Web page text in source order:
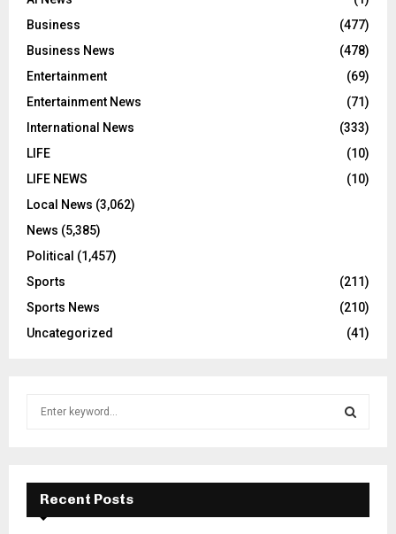
Business
(477)
Business News
(478)
Entertainment
(69)
Entertainment News
(71)
International News
(333)
LIFE
(10)
LIFE NEWS
(10)
Local News (3,062)
News (5,385)
Political (1,457)
Sports
(211)
Sports News
(210)
Uncategorized
(41)
f
E
A
Recent Posts